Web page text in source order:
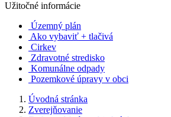
Užitočné informácie
Územný plán
Ako vybaviť + tlačivá
Cirkev
Zdravotné stredisko
Komunálne odpady
Pozemkové úpravy v obci
Úvodná stránka
Zverejňovanie